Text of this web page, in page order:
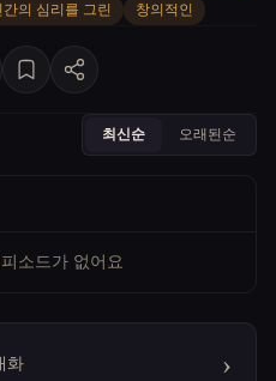
간의 심리를 그린 창의적인
최신순 오래된순
소드가 없어요
화 ›